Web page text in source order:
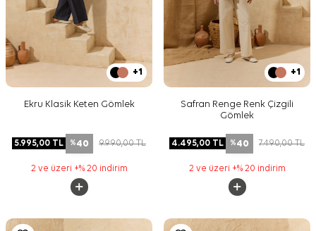
+1
Ekru Klasik Keten Gömlek
5.995,00 TL %40 9.990,00TL
2 ve üzeri +% 20 indirim
+1
Safran Renge Renk Çizgili
Gömlek
4.495,00 TL %40 7.490,00TL
2 ve üzeri +% 20 indirim